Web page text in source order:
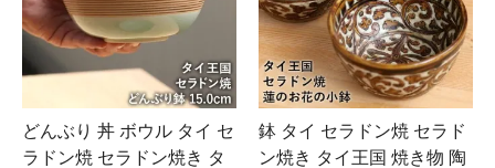
どんぶり 丼 ボウル タイ セ
ラドン焼 セラドン焼き タ
鉢 タイ セラドン焼 セラド
ン焼き タイ王国 焼き物 陶